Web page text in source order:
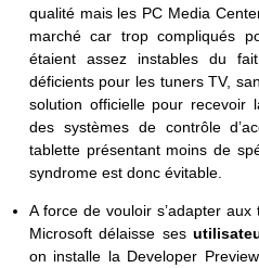
qualité mais les PC Media
marché car trop compliqués
étaient assez instables du
déficients pour les tuners TV,
solution officielle pour
des systèmes de contrôle
tablette présentant moins de
syndrome est donc évitable.
A force de vouloir s’adapter
Microsoft délaisse ses
on installe la Developer